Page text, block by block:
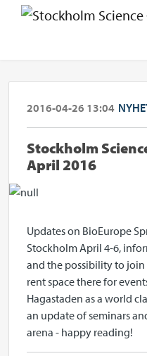
2016-04-26 13:04
Stockholm
April 2016
Updates on BioEurope
Stockholm April 4-6,
and the possibility to
rent space there for
Hagastaden as a world
an update of seminars
arena - happy reading!